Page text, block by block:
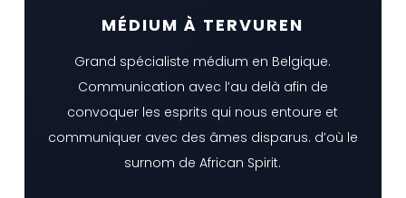
MÉDIUM À TERVUREN
Grand spécialiste médium en Belgique.
Communication avec l’au delà afin de
convoquer les esprits qui nous entoure et
communiquer avec des âmes disparus. d’où le
surnom de African Spirit.